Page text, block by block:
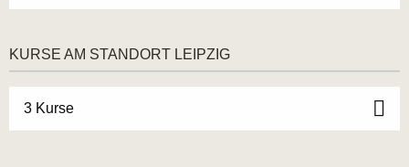
unterstützendes Umfeld, das Sie mit den neuesten
Methoden und innovativen Ansätzen im Bereich der
Stressbewältigung und Burnout-Prävention vertraut
macht.
KURSE AM STANDORT LEIPZIG
3 Kurse